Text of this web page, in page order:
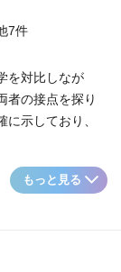
7件
を対比しなが
者の接点を探り
示しており、
もっと見る